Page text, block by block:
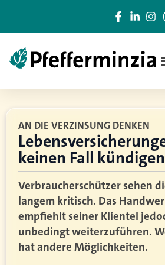
AN DIE VERZINSUNG DENKEN
keinen Fall kündigen
Verbraucherschützer sehen
langem kritisch. Das
empfiehlt seiner Klientel
unbedingt weiterzuführen.
hat andere Möglichkeiten.